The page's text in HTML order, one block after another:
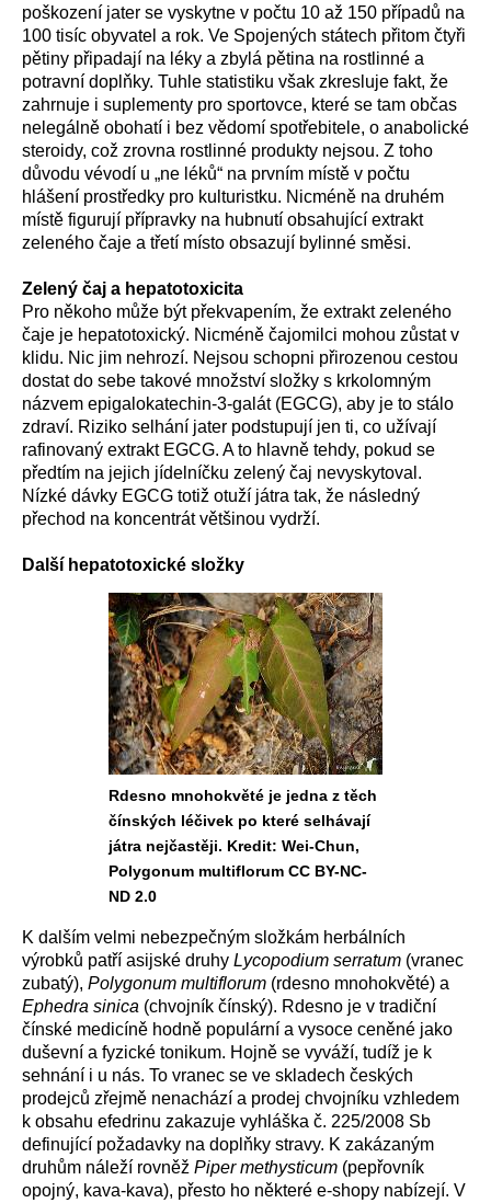
poškození jater se vyskytne v počtu 10 až 150 případů na
100 tisíc obyvatel a rok. Ve Spojených státech přitom čtyři
pětiny připadají na léky a zbylá pětina na rostlinné a
potravní doplňky. Tuhle statistiku však zkresluje fakt, že
zahrnuje i suplementy pro sportovce, které se tam občas
nelegálně obohatí i bez vědomí spotřebitele, o anabolické
steroidy, což zrovna rostlinné produkty nejsou. Z toho
důvodu vévodí u „ne léků“ na prvním místě v počtu
hlášení prostředky pro kulturistku. Nicméně na druhém
místě figurují přípravky na hubnutí obsahující extrakt
zeleného čaje a třetí místo obsazují bylinné směsi.
Zelený čaj a hepatotoxicita
Pro někoho může být překvapením, že extrakt zeleného
čaje je hepatotoxický. Nicméně čajomilci mohou zůstat v
klidu. Nic jim nehrozí. Nejsou schopni přirozenou cestou
dostat do sebe takové množství složky s krkolomným
názvem epigalokatechin-3-galát (EGCG), aby je to stálo
zdraví. Riziko selhání jater podstupují jen ti, co užívají
rafinovaný extrakt EGCG. A to hlavně tehdy, pokud se
předtím na jejich jídelníčku zelený čaj nevyskytoval.
Nízké dávky EGCG totiž otuží játra tak, že následný
přechod na koncentrát většinou vydrží.
Další hepatotoxické složky
Rdesno mnohokvěté je jedna z těch
čínských léčivek po které selhávají
játra nejčastěji. Kredit: Wei-Chun,
Polygonum multiflorum CC BY-NC-
ND 2.0
K dalším velmi nebezpečným složkám herbálních
výrobků patří asijské druhy Lycopodium serratum (vranec
zubatý), Polygonum multiflorum (rdesno mnohokvěté) a
Ephedra sinica (chvojník čínský). Rdesno je v tradiční
čínské medicíně hodně populární a vysoce ceněné jako
duševní a fyzické tonikum. Hojně se vyváží, tudíž je k
sehnání i u nás. To vranec se ve skladech českých
prodejců zřejmě nenachází a prodej chvojníku vzhledem
k obsahu efedrinu zakazuje vyhláška č. 225/2008 Sb
definující požadavky na doplňky stravy. K zakázaným
druhům náleží rovněž Piper methysticum (pepřovník
opojný, kava-kava), přesto ho některé e-shopy nabízejí. V